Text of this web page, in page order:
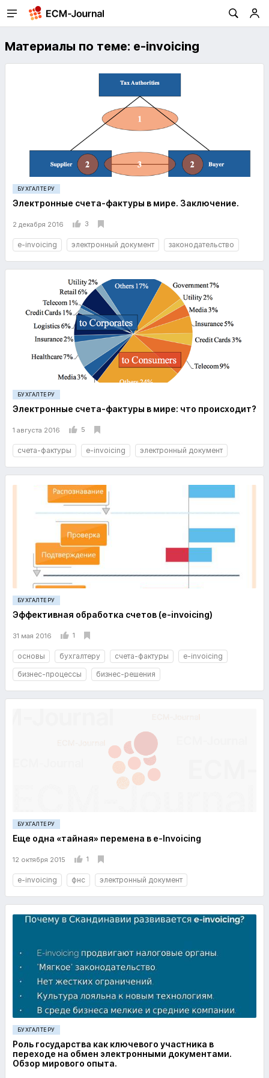
Материалы по теме: e-invoicing
БУХГАЛТЕРУ
Электронные счета-фактуры в мире. Заключение.
2 декабря 2016 3
e-invoicing электронный документ законодательство
БУХГАЛТЕРУ
Электронные счета-фактуры в мире: что происходит?
1 августа 2016 5
счета-фактуры e-invoicing электронный документ
БУХГАЛТЕРУ
Эффективная обработка счетов (e-invoicing)
31 мая 2016 1
основы бухгалтеру счета-фактуры
e-invoicing
бизнес-процессы
бизнес-решения
БУХГАЛТЕРУ
Еще одна «тайная» перемена в e-Invoicing
12 октября 2015 1
e-invoicing фнс электронный документ
БУХГАЛТЕРУ
Роль государства как ключевого участника в
переходе на обмен электронными документами.
Обзор мирового опыта.